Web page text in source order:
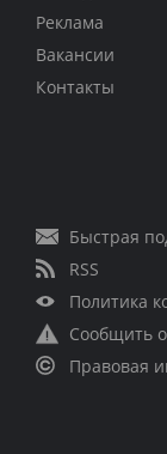
Реклама
Вакансии
Контакты
Быстрая
RSS
Политика
Сообщить
Правовая